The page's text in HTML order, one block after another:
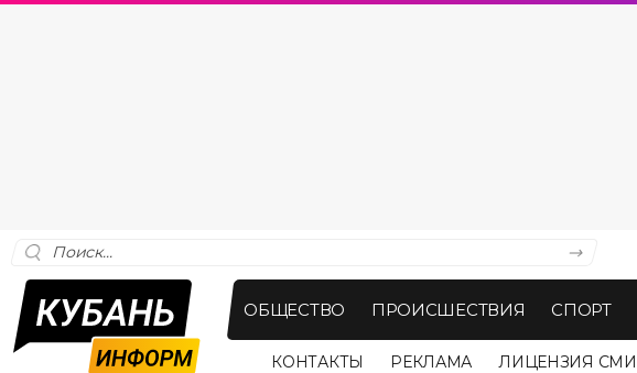
ОБЩЕСТВО ПРОИСШЕСТВИЯ СПОРТ
КОНТАКТЫ РЕКЛАМА ЛИЦЕНЗИЯ СМИ